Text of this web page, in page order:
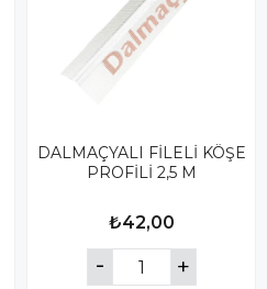
DALMAÇYALI FİLELİ KÖŞE
PROFİLİ 2,5 M
₺42,00